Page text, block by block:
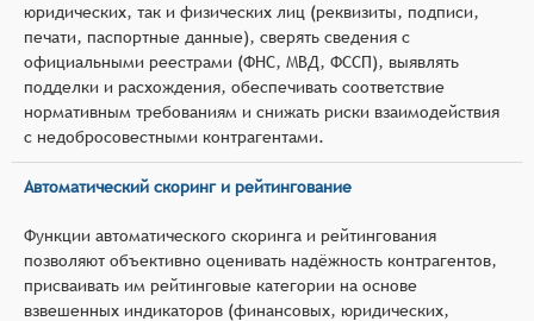
юридических, так и физических лиц (реквизиты, подписи,
печати, паспортные данные), сверять сведения с
официальными реестрами (ФНС, МВД, ФССП), выявлять
подделки и расхождения, обеспечивать соответствие
нормативным требованиям и снижать риски взаимодействия
с недобросовестными контрагентами.
Автоматический скоринг и рейтингование
Функции автоматического скоринга и рейтингования
позволяют объективно оценивать надёжность контрагентов,
присваивать им рейтинговые категории на основе
взвешенных индикаторов (финансовых, юридических,